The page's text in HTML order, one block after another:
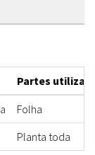
Partes
Folha
Planta toda